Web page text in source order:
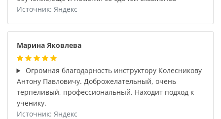
Источник: Яндекс
Марина Яковлева
Огромная благодарность инструктору Колесникову
Антону Павловичу. Доброжелательный, очень
терпеливый, профессиональный. Находит подход к
ученику.
Источник: Яндекс